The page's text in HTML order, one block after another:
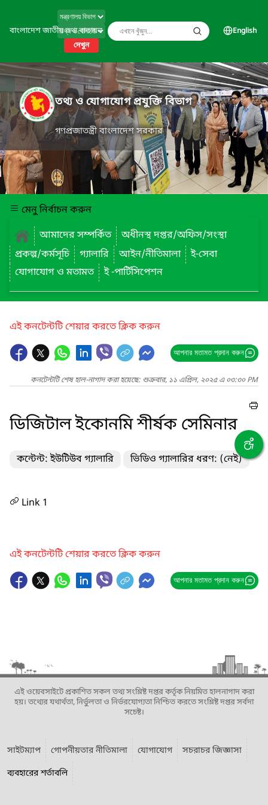
বাংলাদেশ জাতীয় তথ্য বাতায়ন
দেখুন
English
তথ্য ও যোগাযোগ প্রযুক্তি বিভাগ
গণপ্রজাতন্ত্রী বাংলাদেশ সরকার
মেনু নির্বাচন করুন
আমাদের সম্পর্কিত
অধীনস্থ দপ্তর/অফিস/সংস্থা
প্রকল্প/কর্মসূচি
গ্যালারি আইন/নীতিমালা
ই-সেবা
যোগাযোগ ও মতামত
ই -পার্টিসিপেশন
এই কনটেন্টটি শেয়ার করতে ক্লিক করুন
আপনার মতামত প্রদান করুন
কনটেন্টটি শেষ হাল-নাগাদ করা হয়েছে: শুক্রবার, ১১ এপ্রিল, ২০২৫ এ ০৩:৩০ PM
ডিজিটাল ইকোনমি শীর্ষক সেমিনার
কন্টেন্ট: ইউটিউব গ্যালারি ভিডিও গ্যালারির ধরণ: (নেই)
Link 1
এই কনটেন্টটি শেয়ার করতে ক্লিক করুন
আপনার মতামত প্রদান করুন
এই ওয়েবসাইটে প্রকাশিত সকল তথ্য সংশ্লিষ্ট দপ্তর কর্তৃক নিয়মিত হালনাগাদ করা
হয়। তথ্যের যথার্থতা, নির্ভুলতা ও নির্ভরযোগ্যতা নিশ্চিত করতে সংশ্লিষ্ট দপ্তর সর্বদা
সচেষ্ট।
সাইটম্যাপ গোপনীয়তার নীতিমালা যোগাযোগ
সচরাচর জিজ্ঞাসা
ব্যবহারের শর্তাবলি